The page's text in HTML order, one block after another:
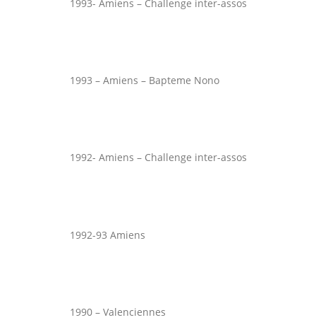
1993- Amiens – Challenge inter-assos
1993 – Amiens – Bapteme Nono
1992- Amiens – Challenge inter-assos
1992-93 Amiens
1990 – Valenciennes